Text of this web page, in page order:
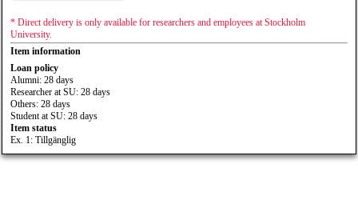
* Direct delivery is only available for researchers and employees at Stockholm
University.
Item information
Loan policy
Alumni: 28 days
Researcher at SU: 28 days
Others: 28 days
Student at SU: 28 days
Item status
Ex. 1: Tillgänglig